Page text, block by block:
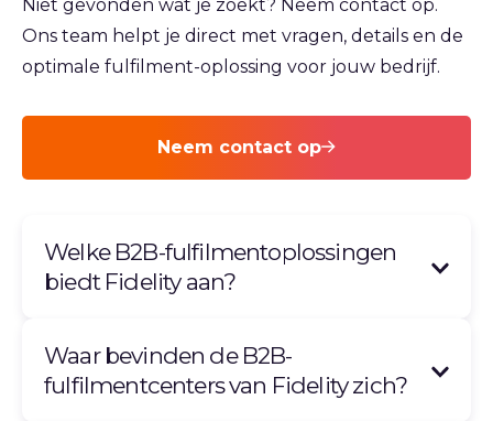
Niet gevonden wat je zoekt? Neem contact op.
Ons team helpt je direct met vragen, details en de
optimale fulfilment-oplossing voor jouw bedrijf.
Neem contact op
Welke B2B-fulfilmentoplossingen
biedt Fidelity aan?
Waar bevinden de B2B-
fulfilmentcenters van Fidelity zich?